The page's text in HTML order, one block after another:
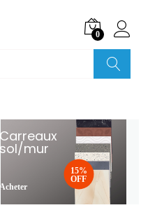
0
Carreaux
sol/mur
Acheter
15%
OFF